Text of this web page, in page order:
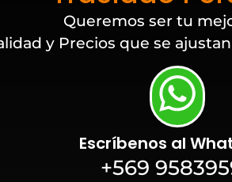
Queremos ser tu
y Precios que se
Escríbenos al
+569